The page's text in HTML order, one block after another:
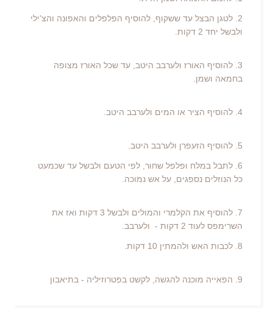
2. לטגן הבצל עד ששקוף, להוסיף הפלפלים והאפונה והצ'ילי
ולבשל יחד 2 דקות.
3. להוסיף האורז ולערבב היטב, עד שכל האורז מצופה
בחמאה ושמן.
4. להוסיף הציר או המים ולערבב היטב.
5. להוסיף הזעפרן ולערבב היטב.
6. לתבל במלח ופלפל שחור, לפי הטעם ולבשל עד שכמעט
כל הנוזלים נספגים, על אש נמוכה.
7. להוסיף את הקלמרי והמולים ולבשל 3 דקות ואז את
השרימפס לעוד 2 דקות - ולערבב.
8. לכבות האש ולהמתין 10 דקות.
9. הפאייה מוכנה להגשה, לקשט בפטרוזיליה - בתיאבון